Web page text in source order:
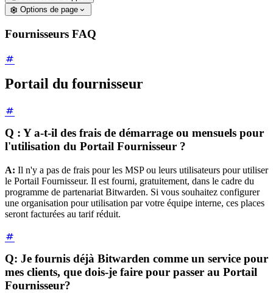
Options de page
Fournisseurs FAQ
Portail du fournisseur
Q : Y a-t-il des frais de démarrage ou mensuels pour
l'utilisation du Portail Fournisseur ?
A: Il n'y a pas de frais pour les MSP ou leurs utilisateurs pour utiliser
le Portail Fournisseur. Il est fourni, gratuitement, dans le cadre du
programme de partenariat Bitwarden. Si vous souhaitez configurer
une organisation pour utilisation par votre équipe interne, ces places
seront facturées au tarif réduit.
Q: Je fournis déjà Bitwarden comme un service pour
mes clients, que dois-je faire pour passer au Portail
Fournisseur?